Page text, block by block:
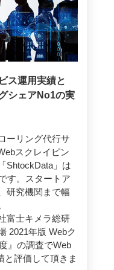
ス運用実績と
シェアNo1の実
ーリング代行サ
スクレイピン
ShtockData」は
す。スタートア
研究機関まで幅
富士キメラ総研
2021年版 Webク
』の調査でWeb
と評価して頂きま